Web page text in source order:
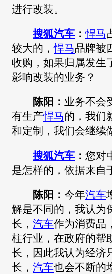
进行改装。
搜狐汽车 ：悍马
较大的，悍马品牌被
收购，如果归属发生
影响改装的业务？
陈阳： 业务不会
有生产悍马的，我们
和定制，我们会继续
搜狐汽车 ： 您对
是怎样的，依据来自
陈阳： 今年汽车
解是不同的，我认为
长， 汽车作为消费品
柱行业，在政府的帮
长，因此我认为经济
长， 汽车也会不断的